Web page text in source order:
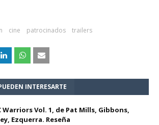
cine patrocinados trailers
INTERESARTE
Warriors Vol. 1, de Pat Mills, Gibbons,
Ezquerra. Reseña